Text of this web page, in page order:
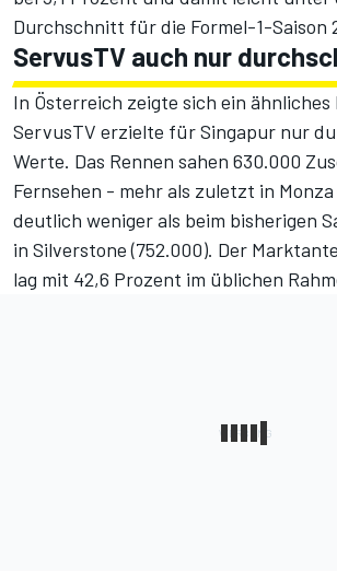
Durchschnitt für die Formel-1-Saison
ServusTV auch nur
In Österreich zeigte sich ein ähnliches
ServusTV erzielte für Singapur nur
Werte. Das Rennen sahen 630.000
Fernsehen - mehr als zuletzt in
deutlich weniger als beim bisherigen
in Silverstone (752.000). Der
lag mit 42,6 Prozent im üblichen